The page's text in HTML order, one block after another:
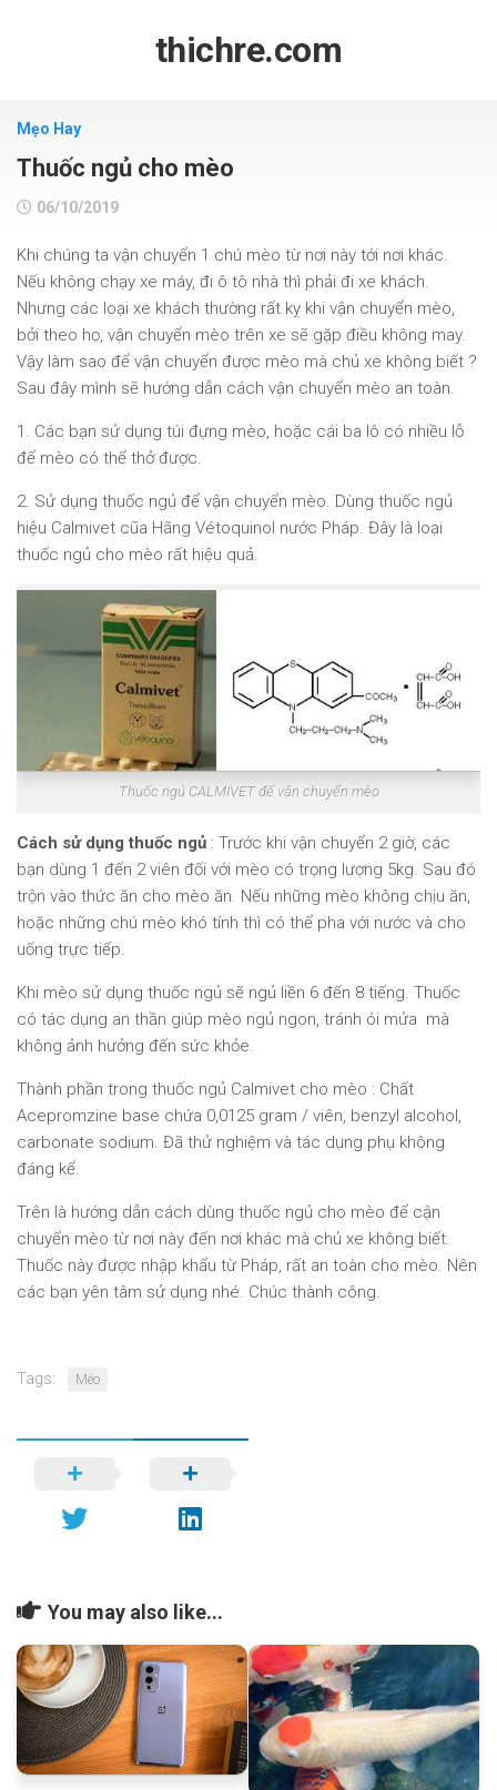
thichre.com
Mẹo Hay
Thuốc ngủ cho mèo
06/10/2019
Khi chúng ta vận chuyển 1 chú mèo từ nơi này tới nơi khác.
Nếu không chạy xe máy, đi ô tô nhà thì phải đi xe khách.
Nhưng các loại xe khách thường rất kỵ khi vận chuyển mèo,
bởi theo họ, vận chuyển mèo trên xe sẽ gặp điều không may.
Vậy làm sao để vận chuyển được mèo mà chủ xe không biết ?
Sau đây mình sẽ hướng dẫn cách vận chuyển mèo an toàn.
1. Các bạn sử dụng túi đựng mèo, hoặc cái ba lô có nhiều lỗ
để mèo có thể thở được.
2. Sử dụng thuốc ngủ để vận chuyển mèo. Dùng thuốc ngủ
hiệu Calmivet cũa Hãng Vétoquinol nước Pháp. Đây là loại
thuốc ngủ cho mèo rất hiệu quả.
Thuốc ngủ CALMIVET để vận chuyển mèo
Cách sử dụng thuốc ngủ : Trước khi vận chuyển 2 giờ, các
bạn dùng 1 đến 2 viên đối với mèo có trọng lượng 5kg. Sau đó
trộn vào thức ăn cho mèo ăn. Nếu những mèo không chịu ăn,
hoặc những chú mèo khó tính thì có thể pha với nước và cho
uống trực tiếp.
Khi mèo sử dụng thuốc ngủ sẽ ngủ liền 6 đến 8 tiếng. Thuốc
có tác dụng an thần giúp mèo ngủ ngon, tránh ói mửa mà
không ảnh hưởng đến sức khỏe.
Thành phần trong thuốc ngủ Calmivet cho mèo : Chất
Acepromzine base chứa 0,0125 gram / viên, benzyl alcohol,
carbonate sodium. Đã thử nghiệm và tác dụng phụ không
đáng kể.
Trên là hướng dẫn cách dùng thuốc ngủ cho mèo để cận
chuyển mèo từ nơi này đến nơi khác mà chủ xe không biết.
Thuốc này được nhập khẩu từ Pháp, rất an toàn cho mèo. Nên
các bạn yên tâm sử dụng nhé. Chúc thành công.
Tags: Mèo
You may also like...